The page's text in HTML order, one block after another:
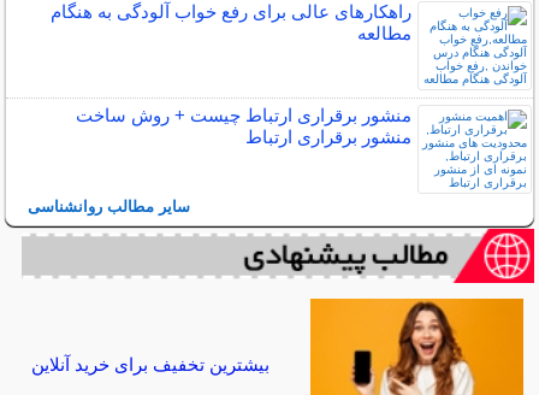
راهکارهای عالی برای رفع خواب آلودگی به هنگام
مطالعه
منشور برقراری ارتباط چیست + روش ساخت
منشور برقراری ارتباط
سایر مطالب روانشناسی
بیشترین تخفیف برای خرید آنلاین